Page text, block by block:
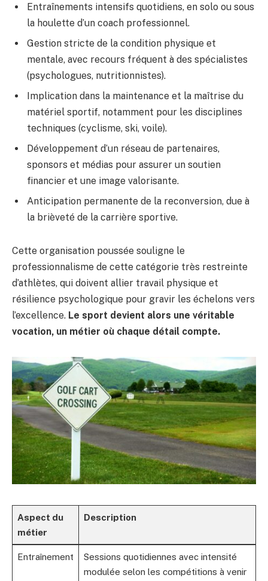
Entraînements intensifs quotidiens, en solo ou sous
la houlette d’un coach professionnel.
Gestion stricte de la condition physique et
mentale, avec recours fréquent à des spécialistes
(psychologues, nutritionnistes).
Implication dans la maintenance et la maîtrise du
matériel sportif, notamment pour les disciplines
techniques (cyclisme, ski, voile).
Développement d’un réseau de partenaires,
sponsors et médias pour assurer un soutien
financier et une image valorisante.
Anticipation permanente de la reconversion, due à
la brièveté de la carrière sportive.
Cette organisation poussée souligne le
professionnalisme de cette catégorie très restreinte
d’athlètes, qui doivent allier travail physique et
résilience psychologique pour gravir les échelons vers
l’excellence. Le sport devient alors une véritable
vocation, un métier où chaque détail compte.
Aspect du
métier
Description
Entraînement
Sessions quotidiennes avec intensité
modulée selon les compétitions à venir